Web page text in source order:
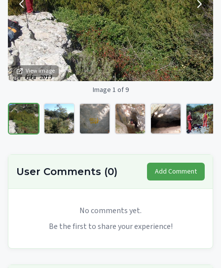
View image
Image 1 of 9
User Comments (0) Add Comment
No comments yet.
Be the first to share your experience!